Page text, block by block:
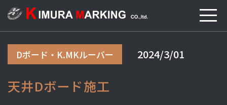
Dボード・K.MKルーバー 2024/3/01
天井Dボード施工